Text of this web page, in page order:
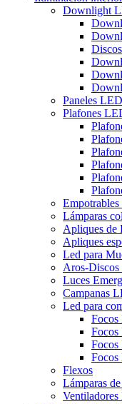
Downlight
Paneles LED
Plafones
Lámparas
Apliques de
Apliques
Led para
Aros-
Luces
Campanas
Led para
Focos
Focos
Flexos
Lámparas
Ventiladores